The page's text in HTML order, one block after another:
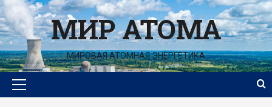
Перейти
к
содержимомуМИР АТОМА
МИРОВАЯ АТОМНАЯ ЭНЕРГЕТИКА
Основное